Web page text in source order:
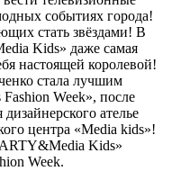
событиях города!
стать звёздами! В
Kids» даже самая
настоящей королевой!
стала лучшим
Week», после
ателье
центра «Media kids»!
Kids»
Week.